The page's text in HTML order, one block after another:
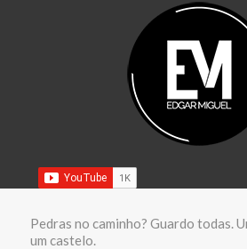
Pedras no caminho? Guardo todas.
um castelo.